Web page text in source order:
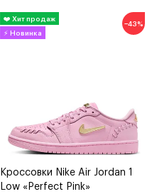
−43%
Кроссовки Nike Air Jordan 1
Low «Perfect Pink»